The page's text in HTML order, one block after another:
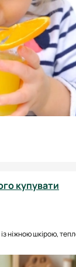
купувати
ніжною шкірою,